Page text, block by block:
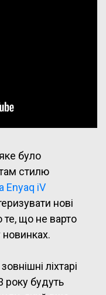
було
стилю
Enyaq iV
нові
те, що не варто
новинках.
ліхтарі
року будуть